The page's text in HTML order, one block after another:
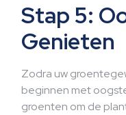
Stap 5:
Genieten
Zodra uw
beginnen met
groenten om de